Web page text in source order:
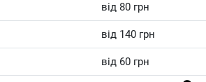
від 80 грн
від 140 грн
від 60 грн